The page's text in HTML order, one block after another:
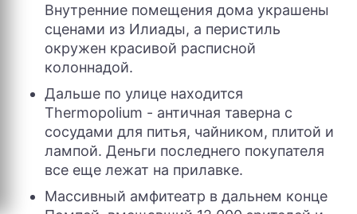
Внутренние помещения дома украшены
сценами из Илиады, а перистиль
окружен красивой расписной
колоннадой.
Дальше по улице находится
Thermopolium - античная таверна с
сосудами для питья, чайником, плитой и
лампой. Деньги последнего покупателя
все еще лежат на прилавке.
Массивный амфитеатр в дальнем конце